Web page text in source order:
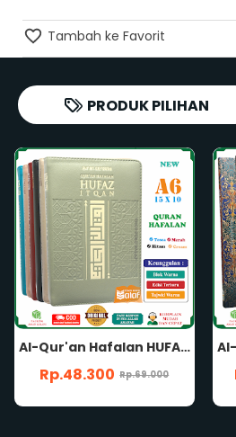
Tambah ke Favorit
PRODUK PILIHAN
Al-Quran Besar AL-KABIR B4 HC SUPER JUMBO Nonterjemah Waqaf Ibtida Lafzul Jalalah Khat Rasm Utsmani Mushaf Al-Qur'an Al Kabir Penerbit Cordoba
Rp.157.500 Rp.225.000